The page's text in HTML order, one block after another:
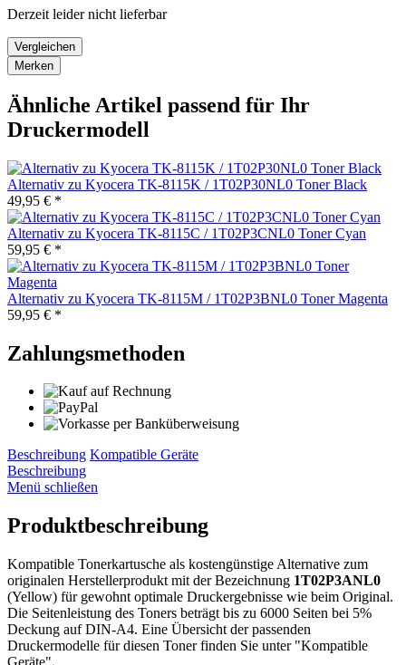
Derzeit leider nicht lieferbar
Vergleichen
Merken
Ähnliche Artikel passend für Ihr
Druckermodell
Alternativ zu Kyocera TK-8115K / 1T02P30NL0 Toner Black
49,95 € *
Alternativ zu Kyocera TK-8115C / 1T02P3CNL0 Toner Cyan
59,95 € *
Alternativ zu Kyocera TK-8115M / 1T02P3BNL0 Toner Magenta
59,95 € *
Zahlungsmethoden
Beschreibung Kompatible Geräte
Beschreibung
Menü schließen
Produktbeschreibung
Kompatible Tonerkartusche als kostengünstige Alternative zum
originalen Herstellerprodukt mit der Bezeichnung 1T02P3ANL0
(Yellow) für gewohnt optimale Druckergebnisse wie beim Original.
Die Seitenleistung des Toners beträgt bis zu 6000 Seiten bei 5%
Deckung auf DIN-A4. Eine Übersicht der passenden
Druckermodelle für diesen Toner finden Sie unter "Kompatible